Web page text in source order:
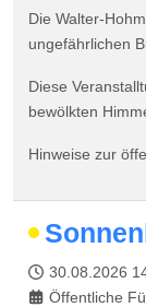
Die Walter-
ungefährlichen
Diese
bewölkten
Hinweise zur
30.08.2026
Öffentliche